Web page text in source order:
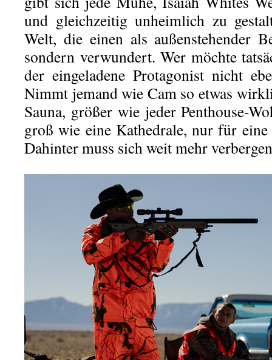
und gleichzeitig unheimlich zu
Welt, die einen als außenstehender
sondern verwundert. Wer möchte
der eingeladene Protagonist nicht
Nimmt jemand wie Cam so etwas
Sauna, größer wie jeder Penthouse-
groß wie eine Kathedrale, nur für eine
Dahinter muss sich weit mehr